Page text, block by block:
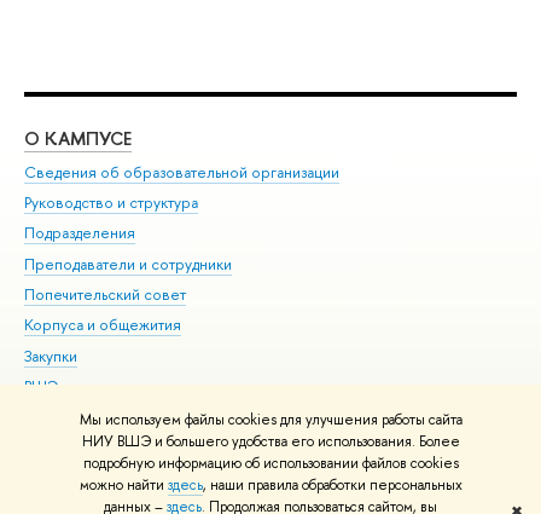
Мы используем файлы cookies для улучшения работы сайта
НИУ ВШЭ и большего удобства его использования. Более
подробную информацию об использовании файлов cookies
можно найти здесь, наши правила обработки персональных
данных –здесь. Продолжая пользоваться сайтом, вы
О КАМПУСЕ
Сведения об образовательной организации
Руководство и структура
Подразделения
Преподаватели и сотрудники
Попечительский совет
Корпуса и общежития
Закупки
ВШЭ для студентов с ограниченными возможностями
здоровья и инвалидностью
Версия для слабовидящих
Единая платежная страница